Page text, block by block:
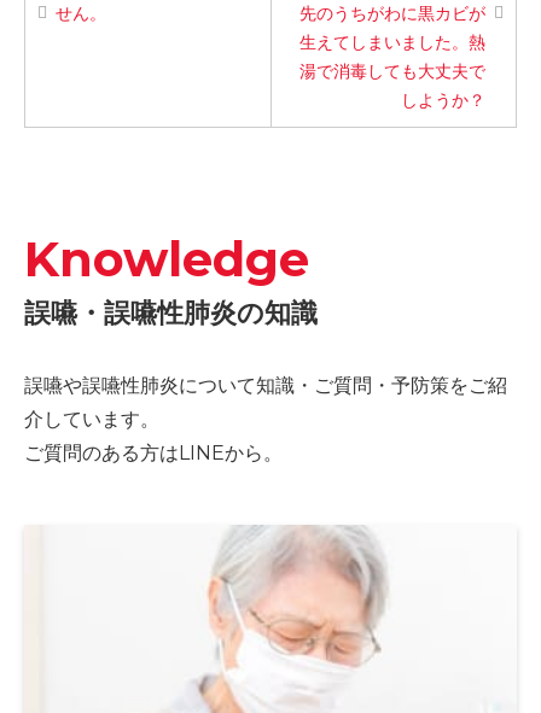
せん。
先のうちがわに黒カビが
生えてしまいました。熱
湯で消毒しても大丈夫で
しようか？
Knowledge
誤嚥・誤嚥性肺炎の知識
誤嚥や誤嚥性肺炎について知識・ご質問・予防策をご紹
介しています。
ご質問のある方はLINEから。